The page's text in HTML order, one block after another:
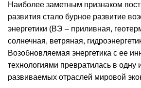
Наиболее заметным признаком
развития стало бурное развитие
энергетики (ВЭ – приливная,
солнечная, ветряная,
Возобновляемая энергетика с ее
технологиями превратилась в
развиваемых отраслей мировой